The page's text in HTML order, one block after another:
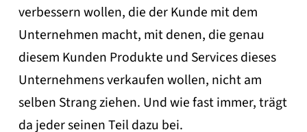
verbessern wollen, die der Kunde mit dem
Unternehmen macht, mit denen, die genau
diesem Kunden Produkte und Services dieses
Unternehmens verkaufen wollen, nicht am
selben Strang ziehen. Und wie fast immer, trägt
da jeder seinen Teil dazu bei.